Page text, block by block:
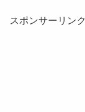
スポンサーリンク